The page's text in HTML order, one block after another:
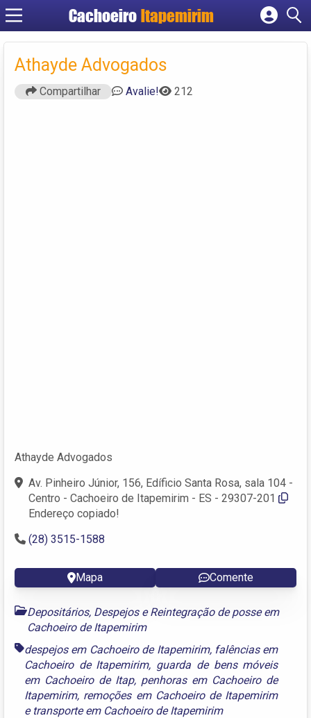
Cachoeiro Itapemirim
Cadastrar empresa
Criar conta
Athayde Advogados
Compartilhar Avalie! 212
Athayde Advogados
Av. Pinheiro Júnior, 156, Edíficio Santa Rosa, sala 104 -
Centro - Cachoeiro de Itapemirim - ES - 29307-201
Endereço copiado!
(28) 3515-1588
Mapa Comente
Depositários, Despejos e Reintegração de posse em
Cachoeiro de Itapemirim
despejos em Cachoeiro de Itapemirim, falências em
Cachoeiro de Itapemirim, guarda de bens móveis
em Cachoeiro de Itap, penhoras em Cachoeiro de
Itapemirim, remoções em Cachoeiro de Itapemirim
e transporte em Cachoeiro de Itapemirim